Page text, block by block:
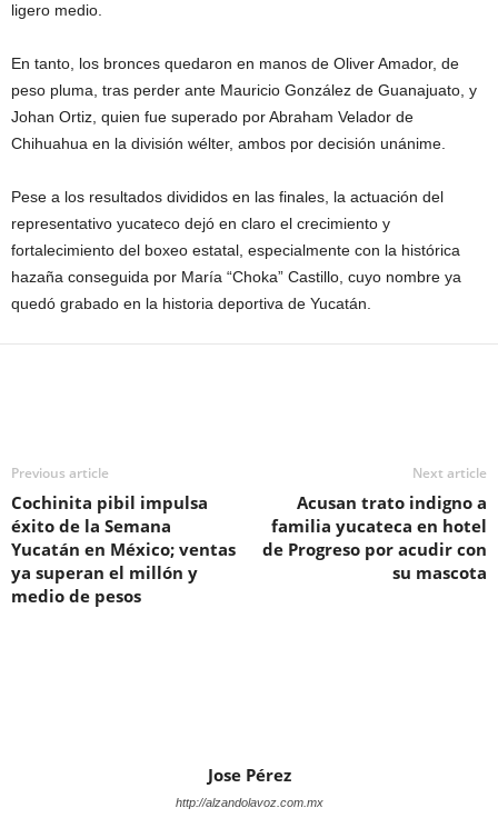
ligero medio.
En tanto, los bronces quedaron en manos de Oliver Amador, de
peso pluma, tras perder ante Mauricio González de Guanajuato, y
Johan Ortiz, quien fue superado por Abraham Velador de
Chihuahua en la división wélter, ambos por decisión unánime.
Pese a los resultados divididos en las finales, la actuación del
representativo yucateco dejó en claro el crecimiento y
fortalecimiento del boxeo estatal, especialmente con la histórica
hazaña conseguida por María “Choka” Castillo, cuyo nombre ya
quedó grabado en la historia deportiva de Yucatán.
Previous article
Cochinita pibil impulsa
éxito de la Semana
Yucatán en México; ventas
ya superan el millón y
medio de pesos
Next article
Acusan trato indigno a
familia yucateca en hotel
de Progreso por acudir con
su mascota
Jose Pérez
http://alzandolavoz.com.mx